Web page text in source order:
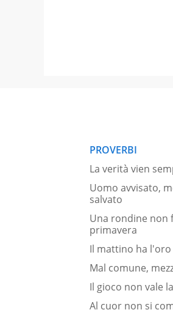
PROVERBI
La verità vien
Uomo avvisato,
salvato
Una rondine non
primavera
Il mattino ha l'oro
Mal comune,
Il gioco non vale
Al cuor non si